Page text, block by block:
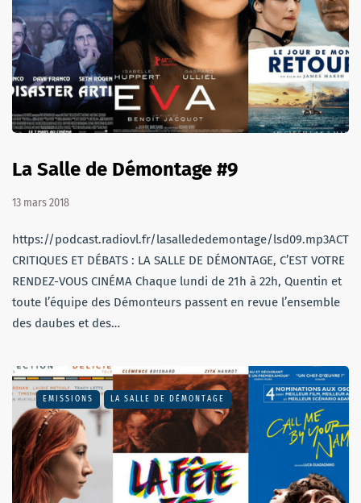
La Salle de Démontage #9
13 mars 2018
https://podcast.radiovl.fr/lasallededemontage/lsd09.mp3ACTU,
CRITIQUES ET DÉBATS : LA SALLE DE DÉMONTAGE, C’EST VOTRE
RENDEZ-VOUS CINÉMA Chaque lundi de 21h à 22h, Quentin et
toute l’équipe des Démonteurs passent en revue l’ensemble
des daubes et des…
EMISSIONS LA SALLE DE DÉMONTAGE